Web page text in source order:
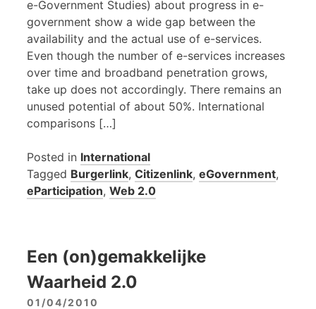
e-Government Studies) about progress in e-
government show a wide gap between the
availability and the actual use of e-services.
Even though the number of e-services increases
over time and broadband penetration grows,
take up does not accordingly. There remains an
unused potential of about 50%. International
comparisons […]
Posted in International
Tagged Burgerlink, Citizenlink, eGovernment,
eParticipation, Web 2.0
Een (on)gemakkelijke
Waarheid 2.0
01/04/2010